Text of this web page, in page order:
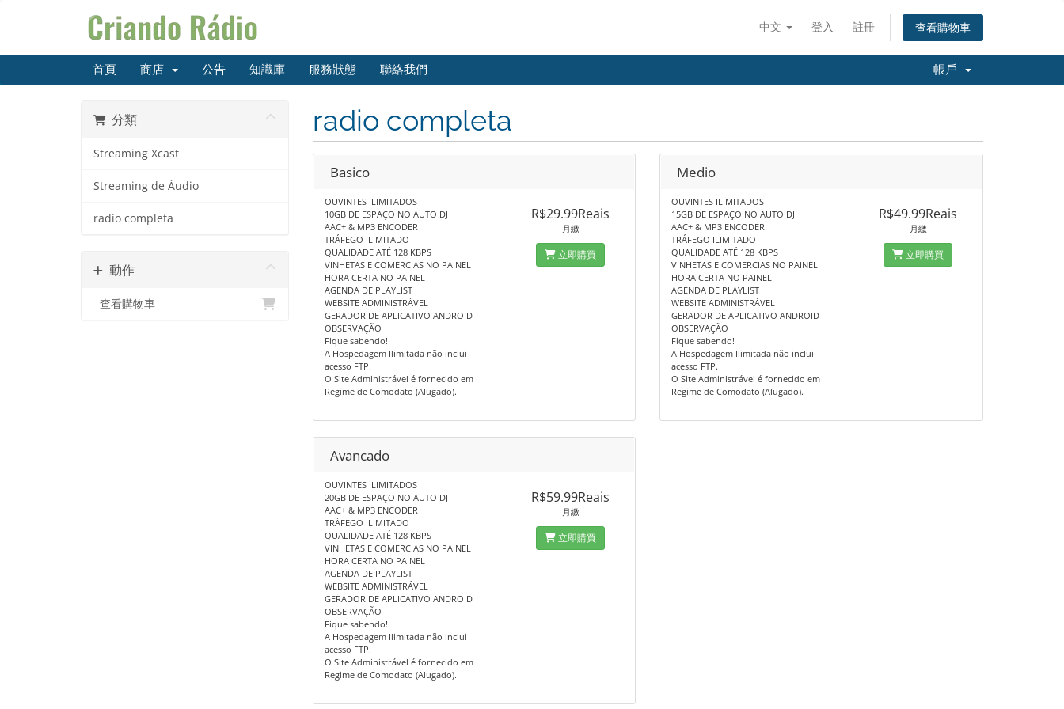
中文 登入 註冊 查看購物車
首頁 商店 公告 知識庫 服務狀態 聯絡我們 帳戶
分類
Streaming Xcast
Streaming de Áudio
radio completa
動作
查看購物車
radio completa
Basico
OUVINTES ILIMITADOS
10GB DE ESPAÇO NO AUTO DJ
AAC+ & MP3 ENCODER
TRÁFEGO ILIMITADO
QUALIDADE ATÉ 128 KBPS
VINHETAS E COMERCIAS NO PAINEL
HORA CERTA NO PAINEL
AGENDA DE PLAYLIST
WEBSITE ADMINISTRÁVEL
GERADOR DE APLICATIVO ANDROID
OBSERVAÇÃO
Fique sabendo!
A Hospedagem Ilimitada não inclui
acesso FTP.
O Site Administrável é fornecido em
Regime de Comodato (Alugado).
R$29.99Reais
月繳
立即購買
Medio
OUVINTES ILIMITADOS
15GB DE ESPAÇO NO AUTO DJ
AAC+ & MP3 ENCODER
TRÁFEGO ILIMITADO
QUALIDADE ATÉ 128 KBPS
VINHETAS E COMERCIAS NO PAINEL
HORA CERTA NO PAINEL
AGENDA DE PLAYLIST
WEBSITE ADMINISTRÁVEL
GERADOR DE APLICATIVO ANDROID
OBSERVAÇÃO
Fique sabendo!
A Hospedagem Ilimitada não inclui
acesso FTP.
O Site Administrável é fornecido em
Regime de Comodato (Alugado).
R$49.99Reais
月繳
立即購買
Avancado
OUVINTES ILIMITADOS
20GB DE ESPAÇO NO AUTO DJ
AAC+ & MP3 ENCODER
TRÁFEGO ILIMITADO
QUALIDADE ATÉ 128 KBPS
VINHETAS E COMERCIAS NO PAINEL
HORA CERTA NO PAINEL
AGENDA DE PLAYLIST
WEBSITE ADMINISTRÁVEL
GERADOR DE APLICATIVO ANDROID
OBSERVAÇÃO
Fique sabendo!
A Hospedagem Ilimitada não inclui
acesso FTP.
O Site Administrável é fornecido em
Regime de Comodato (Alugado).
R$59.99Reais
月繳
立即購買